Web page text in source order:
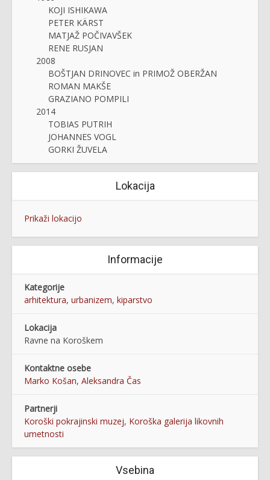
KOJI ISHIKAWA
PETER KÄRST
MATJAŽ POČIVAVŠEK
RENE RUSJAN
2008
BOŠTJAN DRINOVEC in PRIMOŽ OBERŽAN
ROMAN MAKŠE
GRAZIANO POMPILI
2014
TOBIAS PUTRIH
JOHANNES VOGL
GORKI ŽUVELA
Lokacija
Prikaži lokacijo
Informacije
Kategorije
arhitektura, urbanizem, kiparstvo
Lokacija
Ravne na Koroškem
Kontaktne osebe
Marko Košan, Aleksandra Čas
Partnerji
Koroški pokrajinski muzej, Koroška galerija likovnih
umetnosti
Vsebina